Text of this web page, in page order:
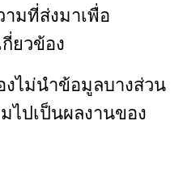
มที่ส่งมาเพื่อ
ยวข้อง
ไม่นำข้อมูลบางส่วน
ไปเป็นผลงานของ